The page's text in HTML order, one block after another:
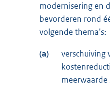
modernisering en
bevorderen rond
volgende thema’s:
(a)
verschuiving